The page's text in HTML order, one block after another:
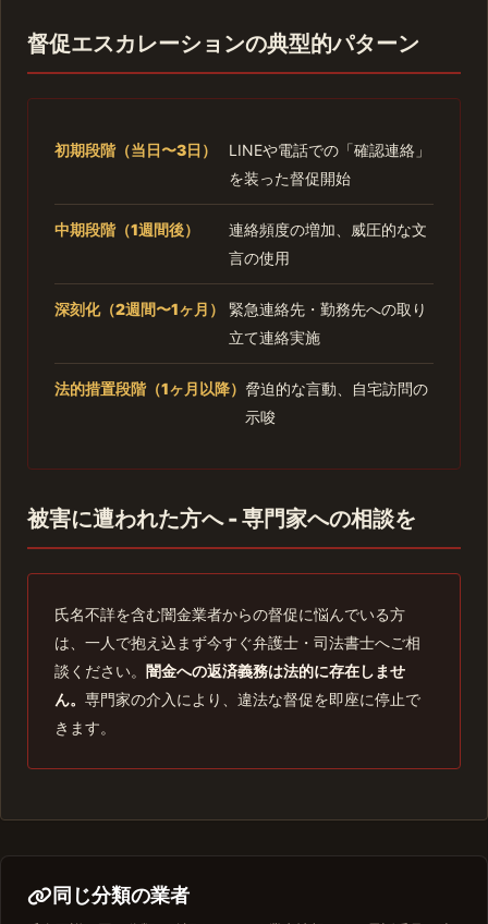
督促エスカレーションの典型的パターン
初期段階（当日〜3日）
LINEや電話での「確認連絡」
を装った督促開始
中期段階（1週間後）
連絡頻度の増加、威圧的な文
言の使用
深刻化（2週間〜1ヶ月）
緊急連絡先・勤務先への取り
立て連絡実施
法的措置段階（1ヶ月以降） 脅迫的な言動、自宅訪問の
示唆
被害に遭われた方へ - 専門家への相談を
氏名不詳を含む闇金業者からの督促に悩んでいる方
は、一人で抱え込まず今すぐ弁護士・司法書士へご相
談ください。 闇金への返済義務は法的に存在しませ
ん。 専門家の介入により、違法な督促を即座に停止で
きます。
同じ分類の業者